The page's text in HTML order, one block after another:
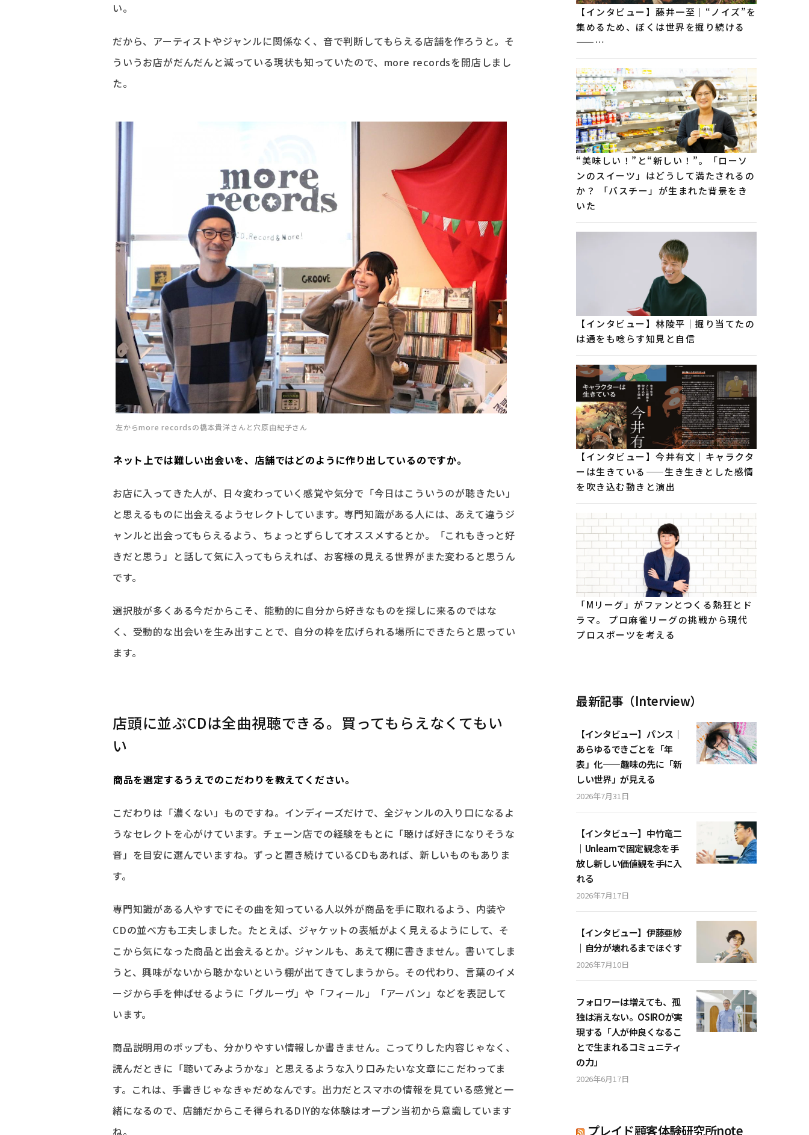
い。
だから、アーティストやジャンルに関係なく、音で判断してもらえる店舗を作ろうと。そ
ういうお店がだんだんと減っている現状も知っていたので、more recordsを開店しまし
た。
左からmore recordsの橋本貴洋さんと穴原由紀子さん
――ネット上では難しい出会いを、店舗ではどのように作り出しているのですか。
お店に入ってきた人が、日々変わっていく感覚や気分で「今日はこういうのが聴きたい」
と思えるものに出会えるようセレクトしています。専門知識がある人には、あえて違うジ
ャンルと出会ってもらえるよう、ちょっとずらしてオススメするとか。「これもきっと好
きだと思う」と話して気に入ってもらえれば、お客様の見える世界がまた変わると思うん
です。
選択肢が多くある今だからこそ、能動的に自分から好きなものを探しに来るのではな
く、受動的な出会いを生み出すことで、自分の枠を広げられる場所にできたらと思ってい
ます。
店頭に並ぶCDは全曲視聴できる。買ってもらえなくてもい
い
――商品を選定するうえでのこだわりを教えてください。
こだわりは「濃くない」ものですね。インディーズだけで、全ジャンルの入り口になるよ
うなセレクトを心がけています。チェーン店での経験をもとに「聴けば好きになりそうな
音」を目安に選んでいますね。ずっと置き続けているCDもあれば、新しいものもありま
す。
専門知識がある人やすでにその曲を知っている人以外が商品を手に取れるよう、内装や
CDの並べ方も工夫しました。たとえば、ジャケットの表紙がよく見えるようにして、そ
こから気になった商品と出会えるとか。ジャンルも、あえて棚に書きません。書いてしま
うと、興味がないから聴かないという棚が出てきてしまうから。その代わり、言葉のイメ
ージから手を伸ばせるように「グルーヴ」や「フィール」「アーバン」などを表記して
います。
商品説明用のポップも、分かりやすい情報しか書きません。こってりした内容じゃなく、
読んだときに「聴いてみようかな」と思えるような入り口みたいな文章にこだわってま
す。これは、手書きじゃなきゃだめなんです。出力だとスマホの情報を見ている感覚と一
緒になるので、店舗だからこそ得られるDIY的な体験はオープン当初から意識しています
ね。
【インタビュー】藤井一至｜“ノイズ”を
集めるため、ぼくは世界を掘り続ける
——…
“美味しい！”と“新しい！”。「ローソ
ンのスイーツ」はどうして満たされるの
か？ 「バスチー」が生まれた背景をき
いた
【インタビュー】林陵平｜掘り当てたの
は通をも唸らす知見と自信
【インタビュー】今井有文｜キャラクタ
ーは生きている——生き生きとした感情
を吹き込む動きと演出
「Mリーグ」がファンとつくる熱狂とド
ラマ。 プロ麻雀リーグの挑戦から現代
プロスポーツを考える
最新記事（Interview）
【インタビュー】パンス｜
あらゆるできごとを「年
表」化——趣味の先に「新
しい世界」が見える
2026年7月31日
【インタビュー】中竹竜二
｜Unlearnで固定観念を手
放し新しい価値観を手に入
れる
2026年7月17日
【インタビュー】伊藤亜紗
｜自分が壊れるまでほぐす
2026年7月10日
フォロワーは増えても、孤
独は消えない。OSIROが実
現する「人が仲良くなるこ
とで生まれるコミュニティ
の力」
2026年6月17日
プレイド顧客体験研究所note